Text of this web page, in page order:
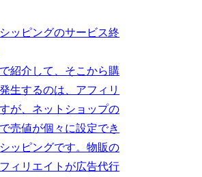
ッピングのサービス終
紹介して、そこから購
生するのは、アフィリ
が、ネットショップの
売値が個々に設定でき
ッピングです。物販の
ィリエイトが広告代行